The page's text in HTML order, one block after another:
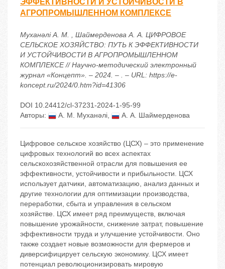
ЭФФЕКТИВНОСТИ И УСТОЙЧИВОСТИ В
АГРОПРОМЫШЛЕННОМ КОМПЛЕКСЕ
Муханәлі А. М. , Шаймерденова А. А. ЦИФРОВОЕ
СЕЛЬСКОЕ ХОЗЯЙСТВО: ПУТЬ К ЭФФЕКТИВНОСТИ
И УСТОЙЧИВОСТИ В АГРОПРОМЫШЛЕННОМ
КОМПЛЕКСЕ // Научно-методический электронный
журнал «Концепт». – 2024. – . – URL: https://e-
koncept.ru/2024/0.htm?id=41306
DOI 10.24412/cl-37231-2024-1-95-99
Авторы:
А. М. Муханәлі, А. А. Шаймерденова
Цифровое сельское хозяйство (ЦСХ) – это применение
цифровых технологий во всех аспектах
сельскохозяйственной отрасли для повышения ее
эффективности, устойчивости и прибыльности. ЦСХ
использует датчики, автоматизацию, анализ данных и
другие технологии для оптимизации производства,
переработки, сбыта и управления в сельском
хозяйстве. ЦСХ имеет ряд преимуществ, включая
повышение урожайности, снижение затрат, повышение
эффективности труда и улучшение устойчивости. Оно
также создает новые возможности для фермеров и
диверсифицирует сельскую экономику. ЦСХ имеет
потенциал революционизировать мировую